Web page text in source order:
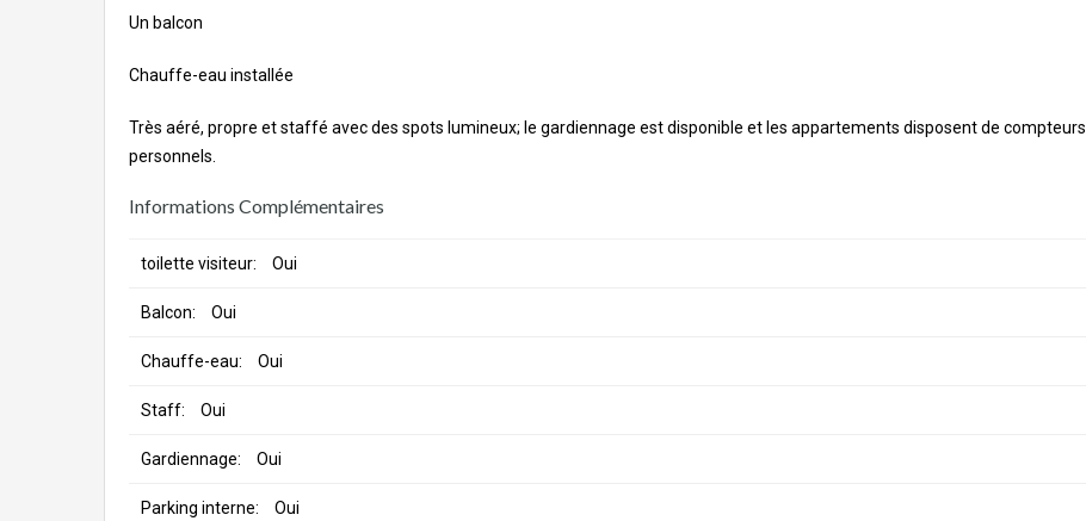
Un balcon
Chauffe-eau installée
Très aéré, propre et staffé avec des spots lumineux; le gardiennage est disponible et les appartements disposent de compteurs
personnels.
Informations Complémentaires
toilette visiteur: Oui
Balcon: Oui
Chauffe-eau: Oui
Staff: Oui
Gardiennage: Oui
Parking interne: Oui